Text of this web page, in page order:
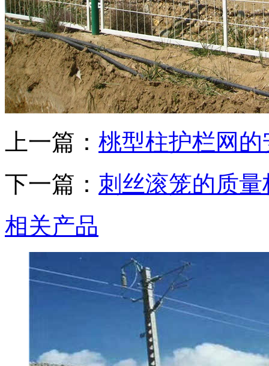
上一篇： 桃型柱护栏网
下一篇： 刺丝滚笼的质量
相关产品